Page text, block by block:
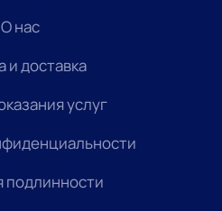
О нас
и доставка
услуг
подлинности